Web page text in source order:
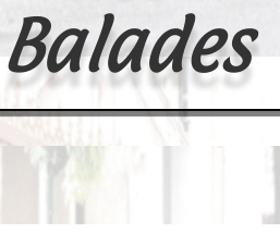
Balades